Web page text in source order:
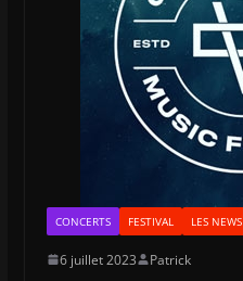
CONCERTS FESTIVAL LES NEWS
6 juillet 2023 Patrick